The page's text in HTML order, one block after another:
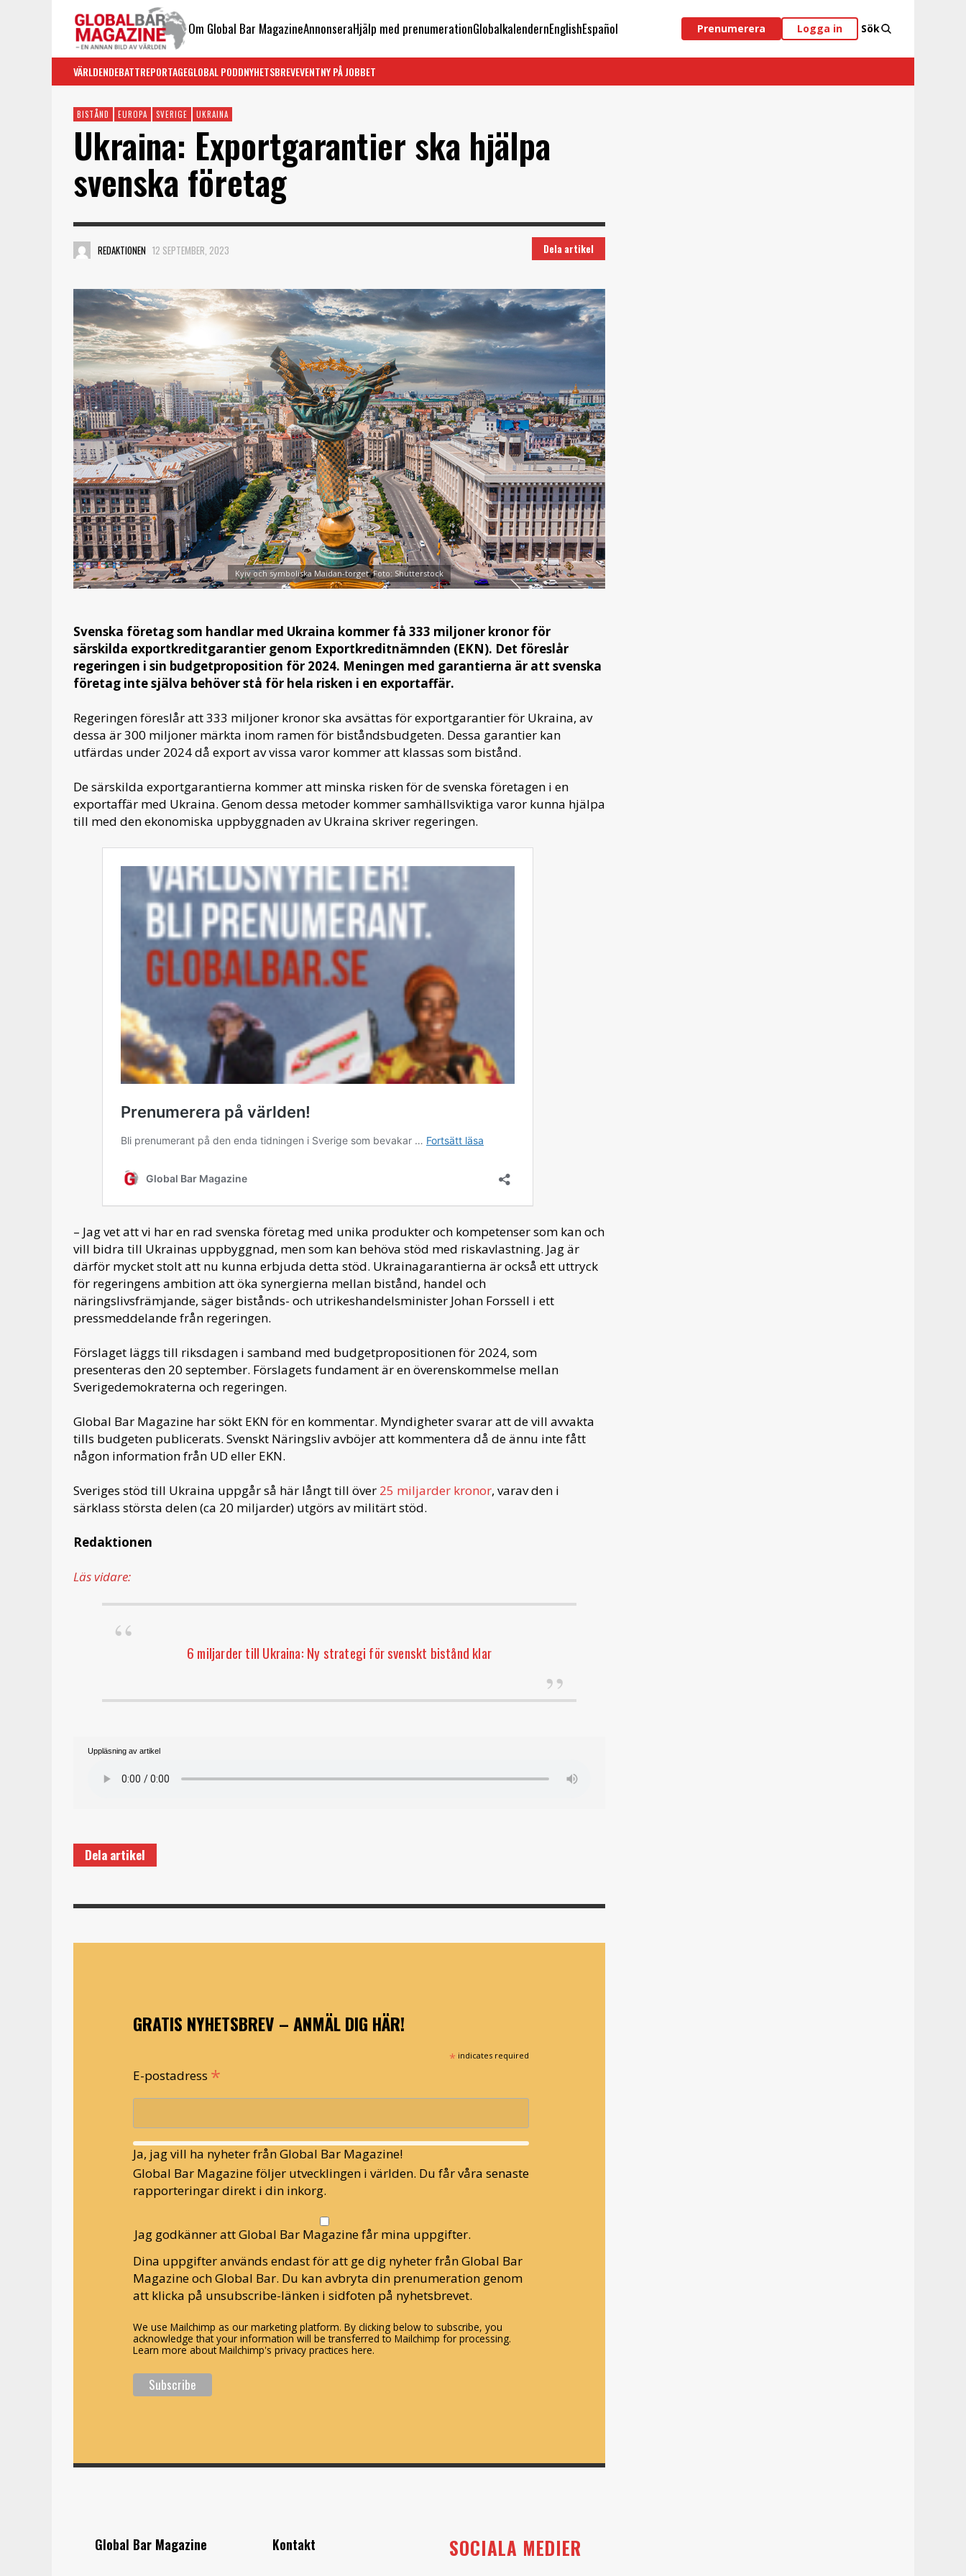
Om Global Bar MagazineAnnonseraHjälp med prenumerationGlobalkalendernEnglishEspañol Prenumerera Logga in Sök
VÄRLDENDEBATTREPORTAGEGLOBAL PODDNYHETSBREVEVENTNY PÅ JOBBET
BISTÅND EUROPA SVERIGE UKRAINA
Ukraina: Exportgarantier ska hjälpa
svenska företag
REDAKTIONEN 12 SEPTEMBER, 2023 Dela artikel
Kyiv och symboliska Maidan-torget. Foto: Shutterstock
Svenska företag som handlar med Ukraina kommer få 333 miljoner kronor för
särskilda exportkreditgarantier genom Exportkreditnämnden (EKN). Det föreslår
regeringen i sin budgetproposition för 2024. Meningen med garantierna är att svenska
företag inte själva behöver stå för hela risken i en exportaffär.
Regeringen föreslår att 333 miljoner kronor ska avsättas för exportgarantier för Ukraina, av
dessa är 300 miljoner märkta inom ramen för biståndsbudgeten. Dessa garantier kan
utfärdas under 2024 då export av vissa varor kommer att klassas som bistånd.
De särskilda exportgarantierna kommer att minska risken för de svenska företagen i en
exportaffär med Ukraina. Genom dessa metoder kommer samhällsviktiga varor kunna hjälpa
till med den ekonomiska uppbyggnaden av Ukraina skriver regeringen.
– Jag vet att vi har en rad svenska företag med unika produkter och kompetenser som kan och
vill bidra till Ukrainas uppbyggnad, men som kan behöva stöd med riskavlastning. Jag är
därför mycket stolt att nu kunna erbjuda detta stöd. Ukrainagarantierna är också ett uttryck
för regeringens ambition att öka synergierna mellan bistånd, handel och
näringslivsfrämjande, säger bistånds- och utrikeshandelsminister Johan Forssell i ett
pressmeddelande från regeringen.
Förslaget läggs till riksdagen i samband med budgetpropositionen för 2024, som
presenteras den 20 september. Förslagets fundament är en överenskommelse mellan
Sverigedemokraterna och regeringen.
Global Bar Magazine har sökt EKN för en kommentar. Myndigheter svarar att de vill avvakta
tills budgeten publicerats. Svenskt Näringsliv avböjer att kommentera då de ännu inte fått
någon information från UD eller EKN.
Sveriges stöd till Ukraina uppgår så här långt till över 25 miljarder kronor, varav den i
särklass största delen (ca 20 miljarder) utgörs av militärt stöd.
Redaktionen
Läs vidare:
6 miljarder till Ukraina: Ny strategi för svenskt bistånd klar
Uppläsning av artikel
Dela artikel
GRATIS NYHETSBREV – ANMÄL DIG HÄR!
* indicates required
E-postadress *
Ja, jag vill ha nyheter från Global Bar Magazine!
Global Bar Magazine följer utvecklingen i världen. Du får våra senaste
rapporteringar direkt i din inkorg.
Jag godkänner att Global Bar Magazine får mina uppgifter.
Dina uppgifter används endast för att ge dig nyheter från Global Bar
Magazine och Global Bar. Du kan avbryta din prenumeration genom
att klicka på unsubscribe-länken i sidfoten på nyhetsbrevet.
We use Mailchimp as our marketing platform. By clicking below to subscribe, you
acknowledge that your information will be transferred to Mailchimp for processing.
Learn more about Mailchimp's privacy practices here.
Global Bar Magazine Kontakt SOCIALA MEDIER